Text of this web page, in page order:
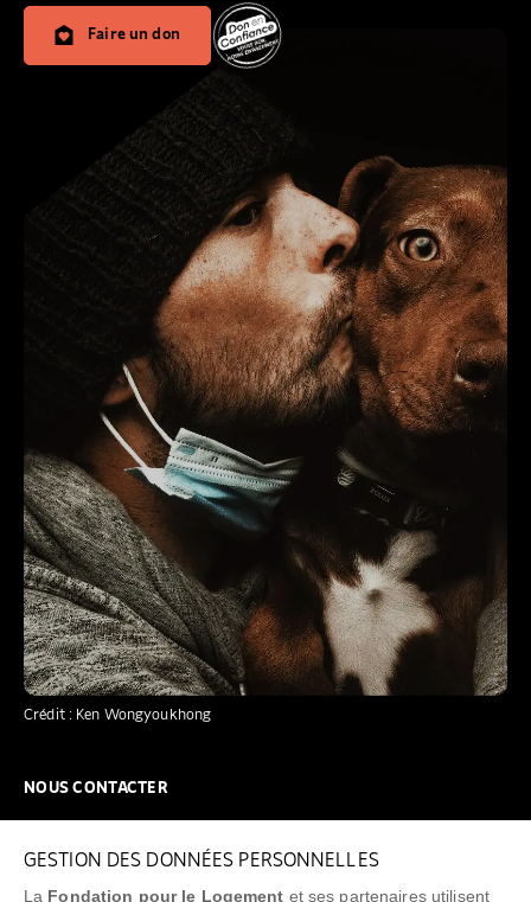
GESTION DES DONNÉES PERSONNELLES
La Fondation pour le Logement et ses partenaires utilisent
Crédit : Ken Wongyoukhong
Faire un don
NOUS CONTACTER
FAQ